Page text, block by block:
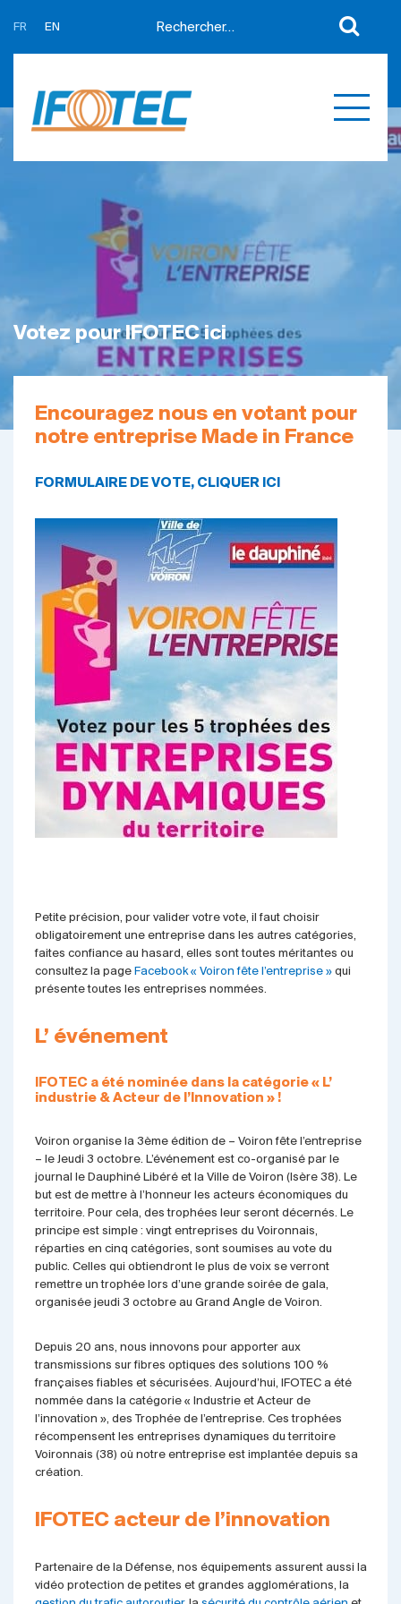
FR EN
Actualités
Support
Développement sur mesure
Produits
Votez pour IFOTEC ici
Encouragez nous en votant pour
notre entreprise Made in France
FORMULAIRE DE VOTE, CLIQUER ICI
Petite précision, pour valider votre vote, il faut choisir
obligatoirement une entreprise dans les autres catégories,
faites confiance au hasard, elles sont toutes méritantes ou
consultez la page Facebook « Voiron fête l’entreprise »qui
présente toutes les entreprises nommées.
L’ événement
IFOTEC a été nominée dans la catégorie « L’
industrie & Acteur de l’Innovation » !
Voiron organise la 3ème édition de – Voiron fête l’entreprise
– le Jeudi 3 octobre. L’événement est co-organisé par le
journal le Dauphiné Libéré et la Ville de Voiron (Isère 38). Le
but est de mettre à l’honneur les acteurs économiques du
territoire. Pour cela, des trophées leur seront décernés. Le
principe est simple : vingt entreprises du Voironnais,
réparties en cinq catégories, sont soumises au vote du
public. Celles qui obtiendront le plus de voix se verront
remettre un trophée lors d’une grande soirée de gala,
organisée jeudi 3 octobre au Grand Angle de Voiron.
Depuis 20 ans, nous innovons pour apporter aux
transmissions sur fibres optiques des solutions 100 %
françaises fiables et sécurisées. Aujourd’hui, IFOTEC a été
nommée dans la catégorie « Industrie et Acteur de
l’innovation », des Trophée de l’entreprise. Ces trophées
récompensent les entreprises dynamiques du territoire
Voironnais (38) où notre entreprise est implantée depuis sa
création.
IFOTEC acteur de l’innovation
Partenaire de la Défense, nos équipements assurent aussi la
vidéo protection de petites et grandes agglomérations, la